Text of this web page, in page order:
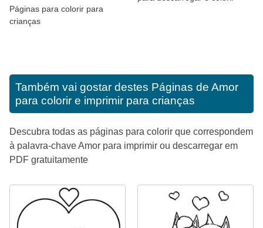
Páginas para colorir para
crianças
Também vai gostar destes Páginas de Amor
para colorir e imprimir para crianças
Descubra todas as páginas para colorir que correspondem
à palavra-chave Amor para imprimir ou descarregar em
PDF gratuitamente